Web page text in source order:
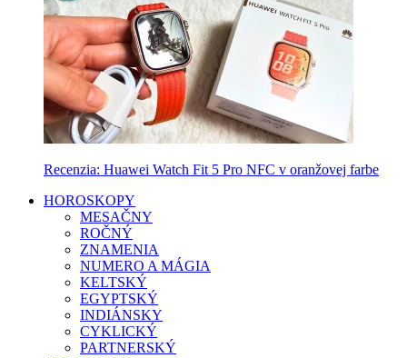
Recenzia: Huawei Watch Fit 5 Pro NFC v oranžovej farbe
HOROSKOPY
MESAČNY
ROČNÝ
ZNAMENIA
NUMERO A MÁGIA
KELTSKÝ
EGYPTSKÝ
INDIÁNSKY
CYKLICKÝ
PARTNERSKÝ